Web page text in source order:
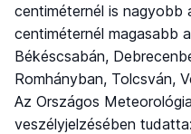
centiméternél is nagyobb
centiméternél magasabb
Békéscsabán,
Romhányban, Tolcsván,
Az Országos
veszélyjelzésében tudatta: